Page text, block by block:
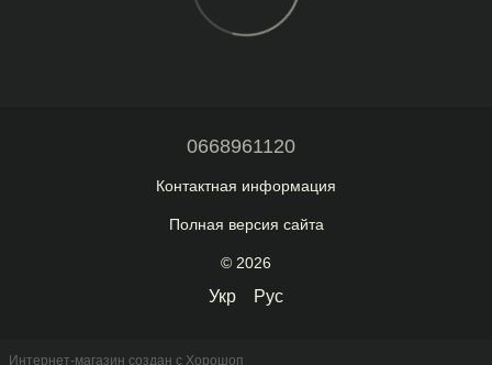
0668961120
Контактная информация
Полная версия сайта
© 2026
Укр Рус
Интернет-магазин создан с Хорошоп